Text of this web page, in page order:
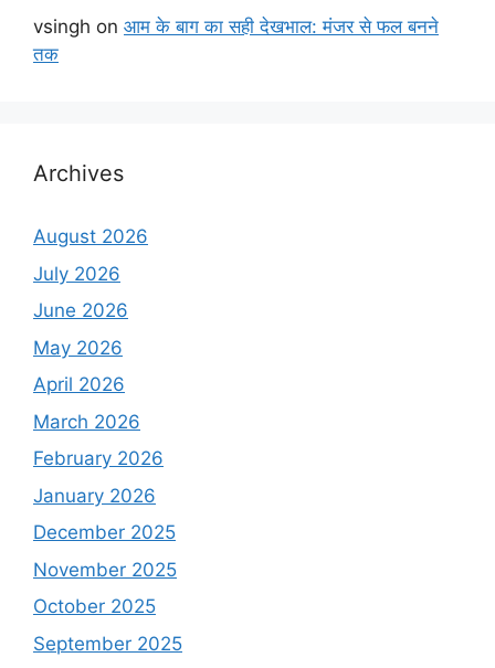
vsingh on आम के बाग का सही देखभाल: मंजर से फल बनने
तक
Archives
August 2026
July 2026
June 2026
May 2026
April 2026
March 2026
February 2026
January 2026
December 2025
November 2025
October 2025
September 2025